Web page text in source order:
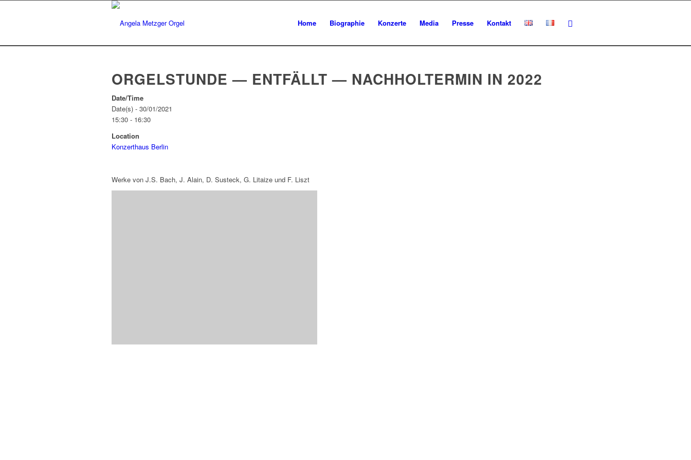
Home Biographie Konzerte Media Presse Kontakt
ORGELSTUNDE — ENTFÄLLT — NACHHOLTERMIN IN 2022
Date/Time
Date(s) - 30/01/2021
15:30 - 16:30
Location
Konzerthaus Berlin
Werke von J.S. Bach, J. Alain, D. Susteck, G. Litaize und F. Liszt